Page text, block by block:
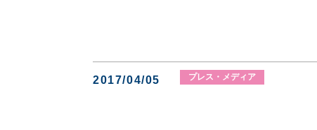
2017/04/05 プレス・メディア